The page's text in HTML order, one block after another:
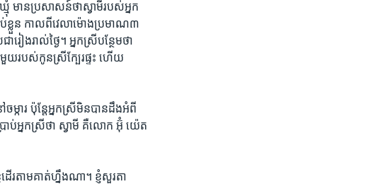
មាន​ប្រសាសន៍​ថា​ស្វាមី​របស់​អ្នក
ប់​ខ្លួន ​កាល​ពី​វេលាម៉ោង​ប្រមាណ​៣​
ង​រាល់​ថ្ងៃ។ អ្នកស្រី​បន្ថែម​ថា
របស់​កូនស្រី​ក្បែរ​ផ្ទះ ហើយ​
ារ ប៉ុន្តែ​អ្នកស្រី​មិន​បានដឹង​អំពី​
រាប់​អ្នកស្រី​ថា ស្វាមី គឺលោក អ៊ុំ យ៉េត
ើរ​តាម​គាត់​ហ្នឹង​ណា។ ខ្ញុំ​សួរ​តា​